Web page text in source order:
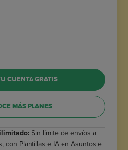
CUENTA GRATIS
MÁS PLANES
Sin límite de envíos a
con Plantillas e IA en Asuntos e